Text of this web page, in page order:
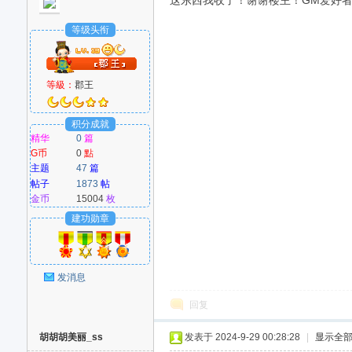
等级头衔
等級：郡王
积分成就
精华
0 篇
G币
0點
主题
47 篇
帖子
1873 帖
金币
15004枚
建功勋章
发消息
回复
胡胡胡美丽_ss 发表于 2024-9-29 00:28:28 显示全